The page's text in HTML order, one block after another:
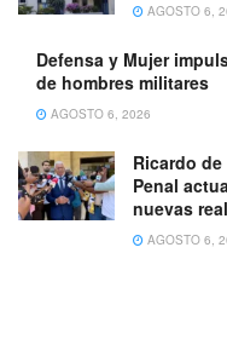
AGOSTO 6,
Defensa y Mujer
de hombres militares
AGOSTO 6, 2026
Ricardo
Penal
nuevas
AGOSTO 6,